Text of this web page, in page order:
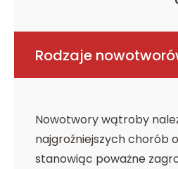
Rodzaje
Nowotwory wątroby
najgroźniejszych chorób
stanowiąc poważne